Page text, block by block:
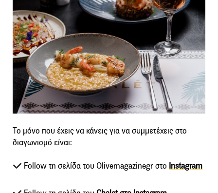
Το μόνο που έχεις να κάνεις για να συμμετέχεις στο
διαγωνισμό είναι:
Follow τη σελίδα του Olivemagazinegr στο Instagram